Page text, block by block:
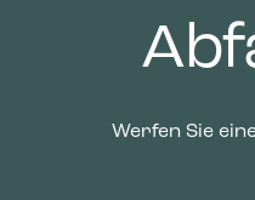
Werfen Sie